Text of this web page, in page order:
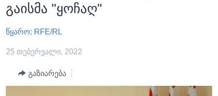
ᲕᲘᲓᲔᲝᲔᲑᲘ
ᲒᲐᲓᲐᲪᲔᲛᲔᲑᲘ
ᲕᲐᲨᲘᲜᲒᲢᲝᲜᲘ ᲓᲦᲔᲡ
ᲮᲔᲓᲕᲐ ᲕᲐᲨᲘᲜᲒᲢᲝᲜᲘᲓᲐᲜ
ᲡᲢᲣᲓᲘᲐ ᲕᲐᲨᲘᲜᲒᲢᲝᲜᲘ
ᲡᲮᲕᲐ ᲡᲘᲐᲮᲚᲔᲔᲑᲘ
ᲞᲝᲚᲘᲢᲘᲙᲐ
ᲔᲙᲝᲜᲝᲛᲘᲙᲐ
ᲠᲣᲡᲔᲗᲘᲡ ᲨᲔᲭᲠᲐ ᲣᲙᲠᲐᲘᲜᲐᲨᲘ
გაისმა "ყოჩაღ"
წყარო: RFE/RL
25 თებერვალი, 2022
გაზიარება